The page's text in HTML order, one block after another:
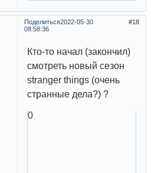
Поделиться 18
2022-05-30
08:58:36
Кто-то начал (закончил)
смотреть новый сезон
stranger things (очень
странные дела?) ?
0